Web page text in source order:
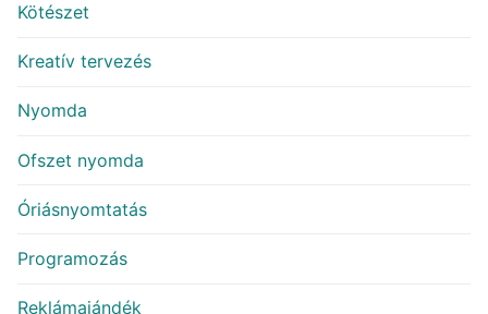
Kötészet
Kreatív tervezés
Nyomda
Ofszet nyomda
Óriásnyomtatás
Programozás
Reklámajándék